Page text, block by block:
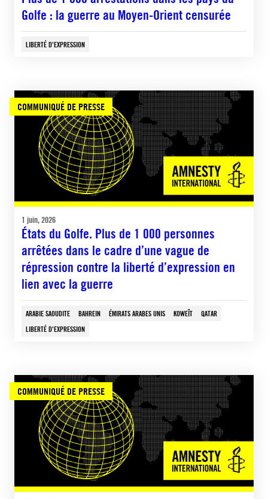
Golfe : la guerre au Moyen-Orient censurée
LIBERTÉ D'EXPRESSION
COMMUNIQUÉ DE PRESSE
1 juin, 2026
États du Golfe. Plus de 1 000 personnes
arrêtées dans le cadre d’une vague de
répression contre la liberté d’expression en
lien avec la guerre
ARABIE SAOUDITE BAHREIN ÉMIRATS ARABES UNIS KOWEÏT
QATAR
LIBERTÉ D'EXPRESSION
COMMUNIQUÉ DE PRESSE